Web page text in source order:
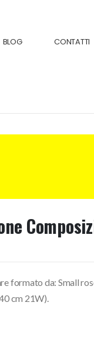
BLOG CONTATTI
formato da: Small
cm 21W).